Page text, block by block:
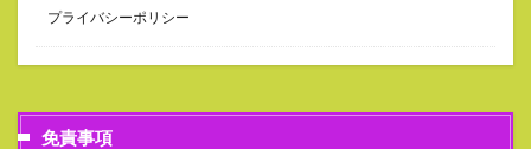
プライバシーポリシー
免責事項